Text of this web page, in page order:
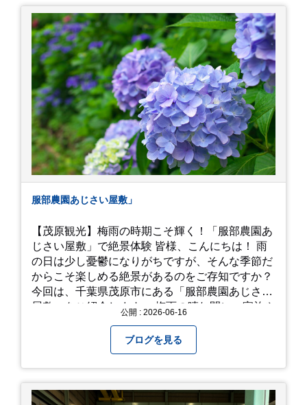
中１次男が小学校の修学旅行で鎌倉に行った時に
お昼を食べてお勧めという「玉子焼おざわ」のだ
し巻き卵はとてもおいしかったです。 鶴岡八幡宮
のハスは時期が早かったですが、来月は見事だろ
うなぁ。 それでは、皆さん、梅雨冷えの日もござ
いますが、お元気でお過ごし下さい。
服部農園あじさい屋敷」
【茂原観光】梅雨の時期こそ輝く！「服部農園あ
じさい屋敷」で絶景体験 皆様、こんにちは！ 雨
の日は少し憂鬱になりがちですが、そんな季節だ
からこそ楽しめる絶景があるのをご存知ですか？
今回は、千葉県茂原市にある「服部農園あじさい
屋敷」をご紹介します。 梅雨の晴れ間に、家族や
め尽くす「あじさい」 服部農園あじさい屋敷の魅
力は、なんといってもそのスケール感。約18,000
平方メートルの広大な敷地に、なんと250種類以
上・約20,000株ものアジサイが植えられていま
公開 : 2026-06-16
ブログを見る